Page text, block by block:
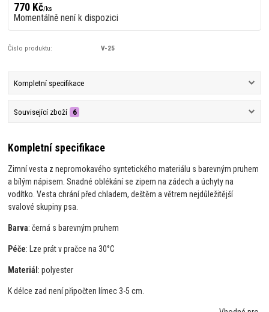
770 Kč/ks
Momentálně není k dispozici
Číslo produktu: V-25
Kompletní specifikace
Související zboží 6
Kompletní specifikace
Zimní vesta z nepromokavého syntetického materiálu s barevným pruhem
a bílým nápisem. Snadné oblékání se zipem na zádech a úchyty na
vodítko. Vesta chrání před chladem, deštěm a větrem nejdůležitější
svalové skupiny psa.
Barva: černá s barevným pruhem
Péče: Lze prát v pračce na 30°C
Materiál : polyester
K délce zad není připočten límec 3-5 cm.